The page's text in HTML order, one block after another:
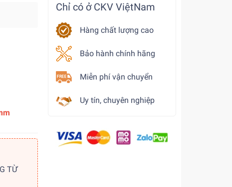
TỪ
Chỉ có ở CKV ViệtNam
Hàng chất lượng cao
Bảo hành chính hãng
Miễn phí vận chuyển
Uy tín, chuyên nghiệp